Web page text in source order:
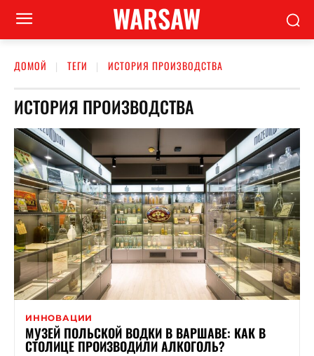
WARSAW
ДОМОЙ ТЕГИ ИСТОРИЯ ПРОИЗВОДСТВА
ИСТОРИЯ ПРОИЗВОДСТВА
ИННОВАЦИИ
МУЗЕЙ ПОЛЬСКОЙ ВОДКИ В ВАРШАВЕ: КАК В
СТОЛИЦЕ ПРОИЗВОДИЛИ АЛКОГОЛЬ?